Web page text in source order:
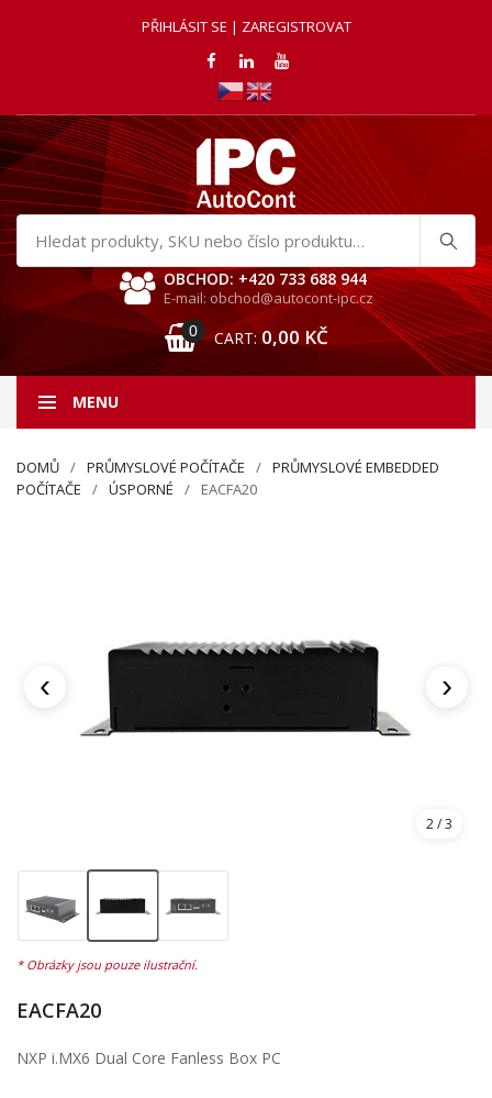
PŘIHLÁSIT SE | ZAREGISTROVAT
Hledat
produkty
OBCHOD: +420 733 688 944
E-mail: obchod@autocont-ipc.cz
0 CART: 0,00 KČ
MENU
DOMŮ PRŮMYSLOVÉ POČÍTAČE
PRŮMYSLOVÉ EMBEDDED
POČÍTAČE
ÚSPORNÉ EACFA20
‹ ›
3/ 3
EACFA20
NXP i.MX6 Dual Core Fanless Box PC